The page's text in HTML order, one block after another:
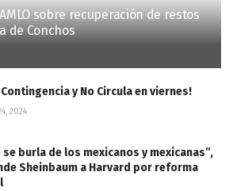
AMLO sobre recuperación de restos
de Conchos
Contingencia y No Circula en viernes!
2024
se burla de los mexicanos y mexicanas”,
Sheinbaum a Harvard por reforma